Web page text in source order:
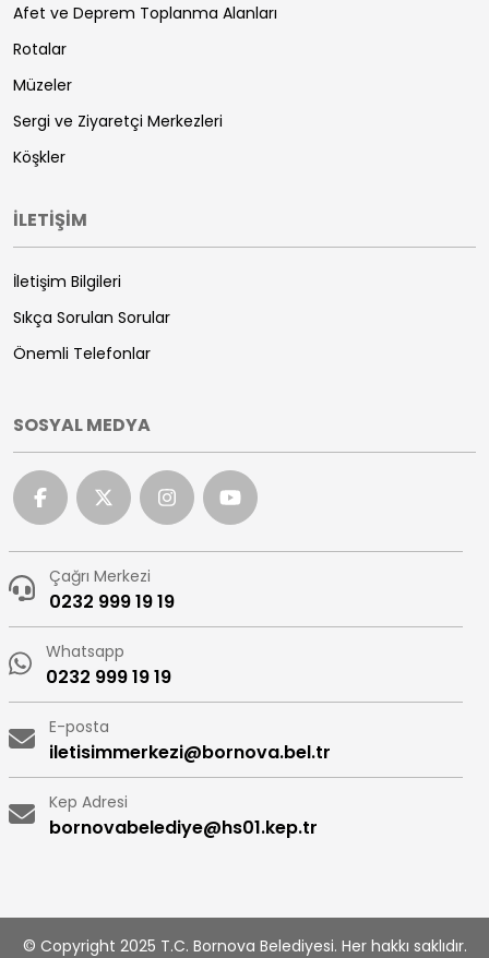
Afet ve Deprem Toplanma Alanları
Rotalar
Müzeler
Sergi ve Ziyaretçi Merkezleri
Köşkler
İLETİŞİM
İletişim Bilgileri
Sıkça Sorulan Sorular
Önemli Telefonlar
SOSYAL MEDYA
Çağrı Merkezi
0232 999 19 19
Whatsapp
0232 999 19 19
E-posta
iletisimmerkezi@bornova.bel.tr
Kep Adresi
bornovabelediye@hs01.kep.tr
© Copyright 2025 T.C. Bornova Belediyesi. Her hakkı saklıdır.